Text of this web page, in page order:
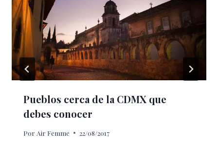
Pueblos cerca de la CDMX que
debes conocer
Por Air Femme 22/08/2017